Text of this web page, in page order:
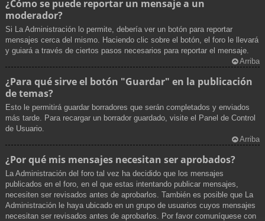
¿Cómo se puede reportar un mensaje a un
moderador?
Si La Administración lo permite, debería ver un botón para reportar
mensajes cerca del mismo. Haciendo clic sobre el botón, el foro le llevará
y guiará a través de ciertos pasos necesarios para reportar el mensaje.
Arriba
¿Para qué sirve el botón "Guardar" en la publicación
de temas?
Esto le permitirá guardar borradores que serán completados y enviados
más tarde. Para recargar un borrador guardado, visite el Panel de Control
de Usuario.
Arriba
¿Por qué mis mensajes necesitan ser aprobados?
La Administración del foro tal vez ha decidido que los mensajes
publicados en el foro, en el que estas intentando publicar mensajes,
necesiten ser revisados antes de aprobarlos. También es posible que La
Administración le haya ubicado en un grupo de usuarios cuyos mensajes
necesitan ser revisados antes de aprobarlos. Por favor comuníquese con